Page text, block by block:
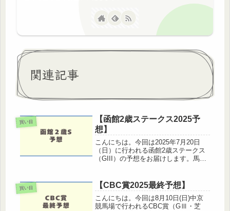
関連記事
買い目
【函館2歳ステークス2025予
想】
こんにちは。今回は2025年7月20日
（日）に行われる函館2歳ステークス
（GIII）の予想をお届けします。馬場
う。【函館2歳ステークス2025予想】
🔍 函館2歳Sの傾向とポイ...
買い目 【CBC賞2025最終予想】
こんにちは。今回は8月10日(日)中京
競馬場で行われるCBC賞（GⅢ・芝